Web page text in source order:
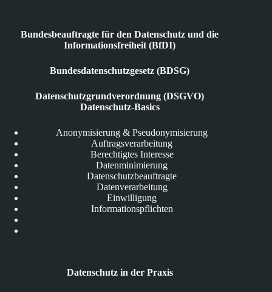
Bundesbeauftragte für den Datenschutz und die
Informationsfreiheit (BfDI)
Bundesdatenschutzgesetz (BDSG)
Datenschutzgrundverordnung (DSGVO)
Datenschutz-Basics
Anonymisierung & Pseudonymisierung
Auftragsverarbeitung
Berechtigtes Interesse
Datenminimierung
Datenschutzbeauftragte
Datenverarbeitung
Einwilligung
Informationspflichten
Datenschutz in der Praxis